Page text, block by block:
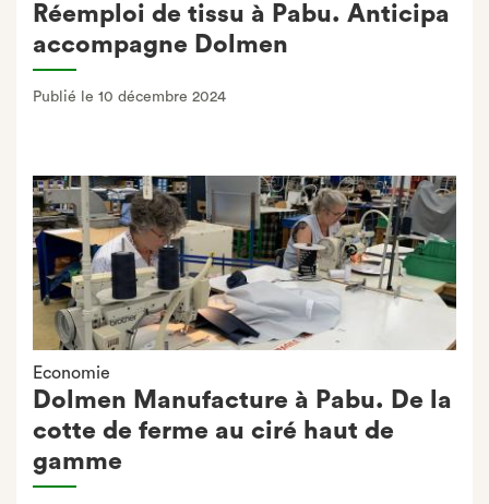
Réemploi de tissu à Pabu. Anticipa
accompagne Dolmen
Publié le 10 décembre 2024
Economie
Dolmen Manufacture à Pabu. De la
cotte de ferme au ciré haut de
gamme